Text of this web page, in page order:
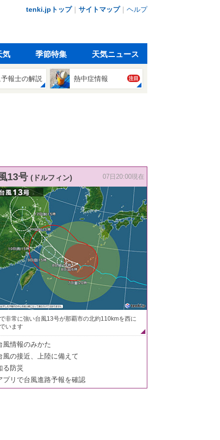
tenki.jpトップ｜ サイトマップ｜ ヘルプ
気 季節特集 天気ニュース
報士の解説 熱中症情報 注目
13号 (ドルフィン) 07日20:00現在
非常に強い台風13号が那覇市の北約110kmを西に
います
風情報のみかた
風の接近、上陸に備えて
る防災
プリで台風進路予報を確認